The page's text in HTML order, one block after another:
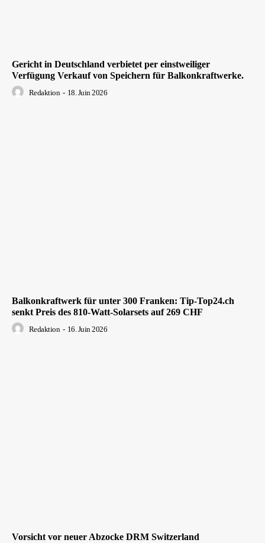
Gericht in Deutschland verbietet per einstweiliger
Verfügung Verkauf von Speichern für Balkonkraftwerke.
Redaktion - 18. Juin 2026
Balkonkraftwerk für unter 300 Franken: Tip-Top24.ch
senkt Preis des 810-Watt-Solarsets auf 269 CHF
Redaktion - 16. Juin 2026
Vorsicht vor neuer Abzocke DRM Switzerland